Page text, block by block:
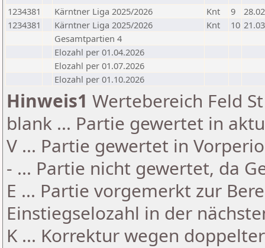
1234381
Kärntner Liga 2025/2026 Knt 9
1234381
Kärntner Liga 2025/2026 Knt 10
Gesamtpartien 4
Elozahl per 01.04.2026
Elozahl per 01.07.2026
Elozahl per 01.10.2026
Hinweis1 Wertebereich Feld
blank ... Partie gewertet in
V ... Partie gewertet in
- ... Partie nicht gewertet, da
E ... Partie vorgemerkt zur
Einstiegselozahl in der
K ... Korrektur wegen